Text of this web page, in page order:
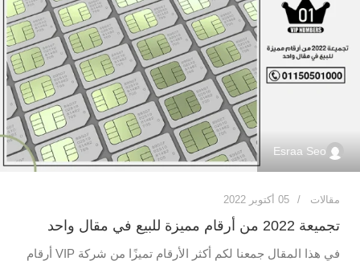
Esraa Seo
مقالات 05 أكتوبر 2022
تجميعة 2022 من أرقام مميزة للبيع في مقال واحد
في هذا المقال جمعنا لكم أكثر الأرقام تميزًا من شركة VIP أرقام